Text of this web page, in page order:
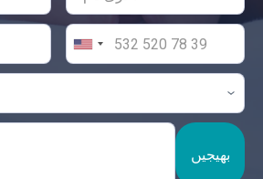
بھیجیں